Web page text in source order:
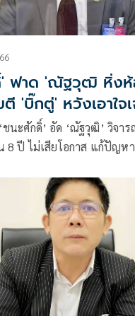
' ฟาด 'ณัฐวุฒิ หิ่ง
'บิ๊กตู่' หวังเอาใจ
นะศักดิ์’ อัด ‘ณัฐวุฒิ’ วิจา
8 ปี ไม่เสียโอกาส แก้ปัญห
บ้านเมือง หากอยากปฏิรูปกา
ขออย่ากลัวนายกฯเป็นคู่แข่ง